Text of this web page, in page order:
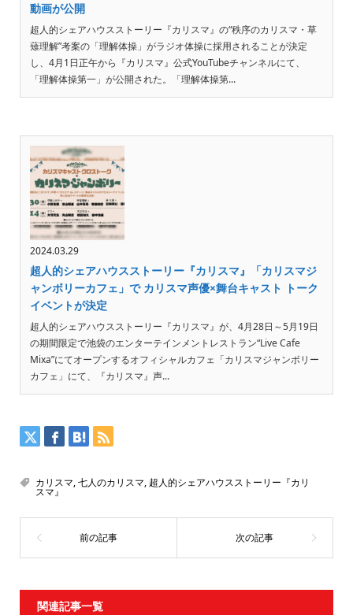
動画が公開
超人的シェアハウスストーリー『カリスマ』の“秩序のカリスマ・草
薙理解”考案の「理解体操」がラジオ体操に採用されることが決定
し、4月1日正午から『カリスマ』公式YouTubeチャンネルにて、
「理解体操第一」が公開された。「理解体操第...
2024.03.29
超人的シェアハウスストーリー『カリスマ』「カリスマジ
ャンボリーカフェ」で カリスマ声優×舞台キャスト トーク
イベントが決定
超人的シェアハウスストーリー『カリスマ』が、4月28日～5月19日
の期間限定で池袋のエンターテインメントレストラン“Live Cafe
Mixa”にてオープンするオフィシャルカフェ「カリスマジャンボリー
カフェ」にて、『カリスマ』声...
カリスマ,七人のカリスマ,超人的シェアハウスストーリー『カリ
スマ』
関連記事一覧